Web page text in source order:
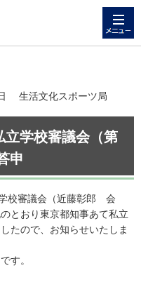
生活文化スポーツ局
立学校審議会（第
申
校審議会（近藤彰郎 会
とおり東京都知事あて私立
たので、お知らせいたしま
す。